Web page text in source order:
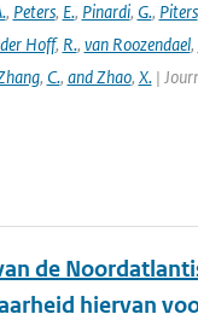
, Peters, E., Pinardi, G., Piters
Hoff, R., van Roozendael,
, C., and Zhao, X.|
de
hiervan